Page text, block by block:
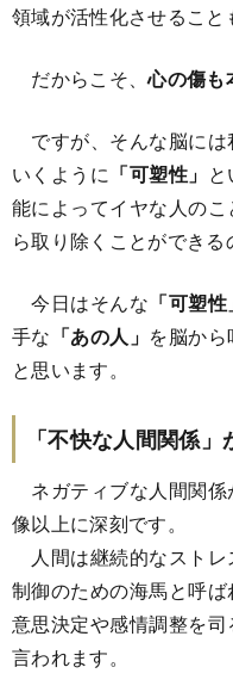
領域が活性化させること
だからこそ、心の傷も
ですが、そんな脳には
いくように 「可塑性」
能によってイヤな人の
ら取り除くことができる
今日はそんな 「可塑性
手な 「あの人」 を脳か
と思います。
「不快な人間関係
ネガティブな人間関係
像以上に深刻です。
人間は継続的なストレ
制御のための海馬と呼ば
意思決定や感情調整を
言われます。